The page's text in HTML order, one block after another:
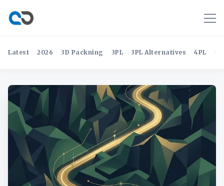
Latest 2026 3D Packning 3PL 3PL Alternatives 4PL